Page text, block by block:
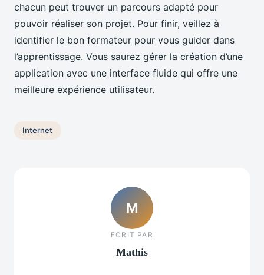
chacun peut trouver un parcours adapté pour
pouvoir réaliser son projet. Pour finir, veillez à
identifier le bon formateur pour vous guider dans
l’apprentissage. Vous saurez gérer la création d’une
application avec une interface fluide qui offre une
meilleure expérience utilisateur.
Internet
M
ECRIT PAR
Mathis